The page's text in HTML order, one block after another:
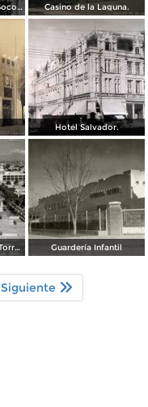
Iglesia del Perpetuo Socorro. Casino de la Laguna.
Hotel Salvador.
Vista panorámica de Torreón Guardería Infantil
Siguiente